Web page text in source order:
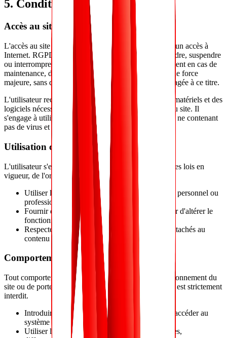
5. Conditions d'utilisation
Accès au site
L'accès au site est ouvert à tout utilisateur disposant d'un accès à
Internet. RGPD START se réserve le droit de restreindre, suspendre
ou interrompre l'accès au site, à tout moment, notamment en cas de
maintenance, de mise à jour, d'incident technique ou de force
majeure, sans que sa responsabilité ne puisse être engagée à ce titre.
L'utilisateur reconnaît disposer des compétences, des matériels et des
logiciels nécessaires pour utiliser Internet et accéder au site. Il
s'engage à utiliser un équipement informatique récent, ne contenant
pas de virus et en parfait état de fonctionnement.
Utilisation conforme
L'utilisateur s'engage à utiliser le site dans le respect des lois en
vigueur, de l'ordre public et des droits de tiers.
Utiliser les contenus uniquement pour un usage personnel ou
professionnel légitime.
Fournir des informations exactes et ne pas tenter d'altérer le
fonctionnement du site.
Respecter les droits de propriété intellectuelle attachés au
contenu du site.
Comportements interdits
Tout comportement susceptible de nuire au bon fonctionnement du
site ou de porter atteinte aux droits de RGPD START est strictement
interdit.
Introduire des logiciels malveillants ou tenter d'accéder au
système informatique du site.
Utiliser le site pour envoyer des contenus illicites,